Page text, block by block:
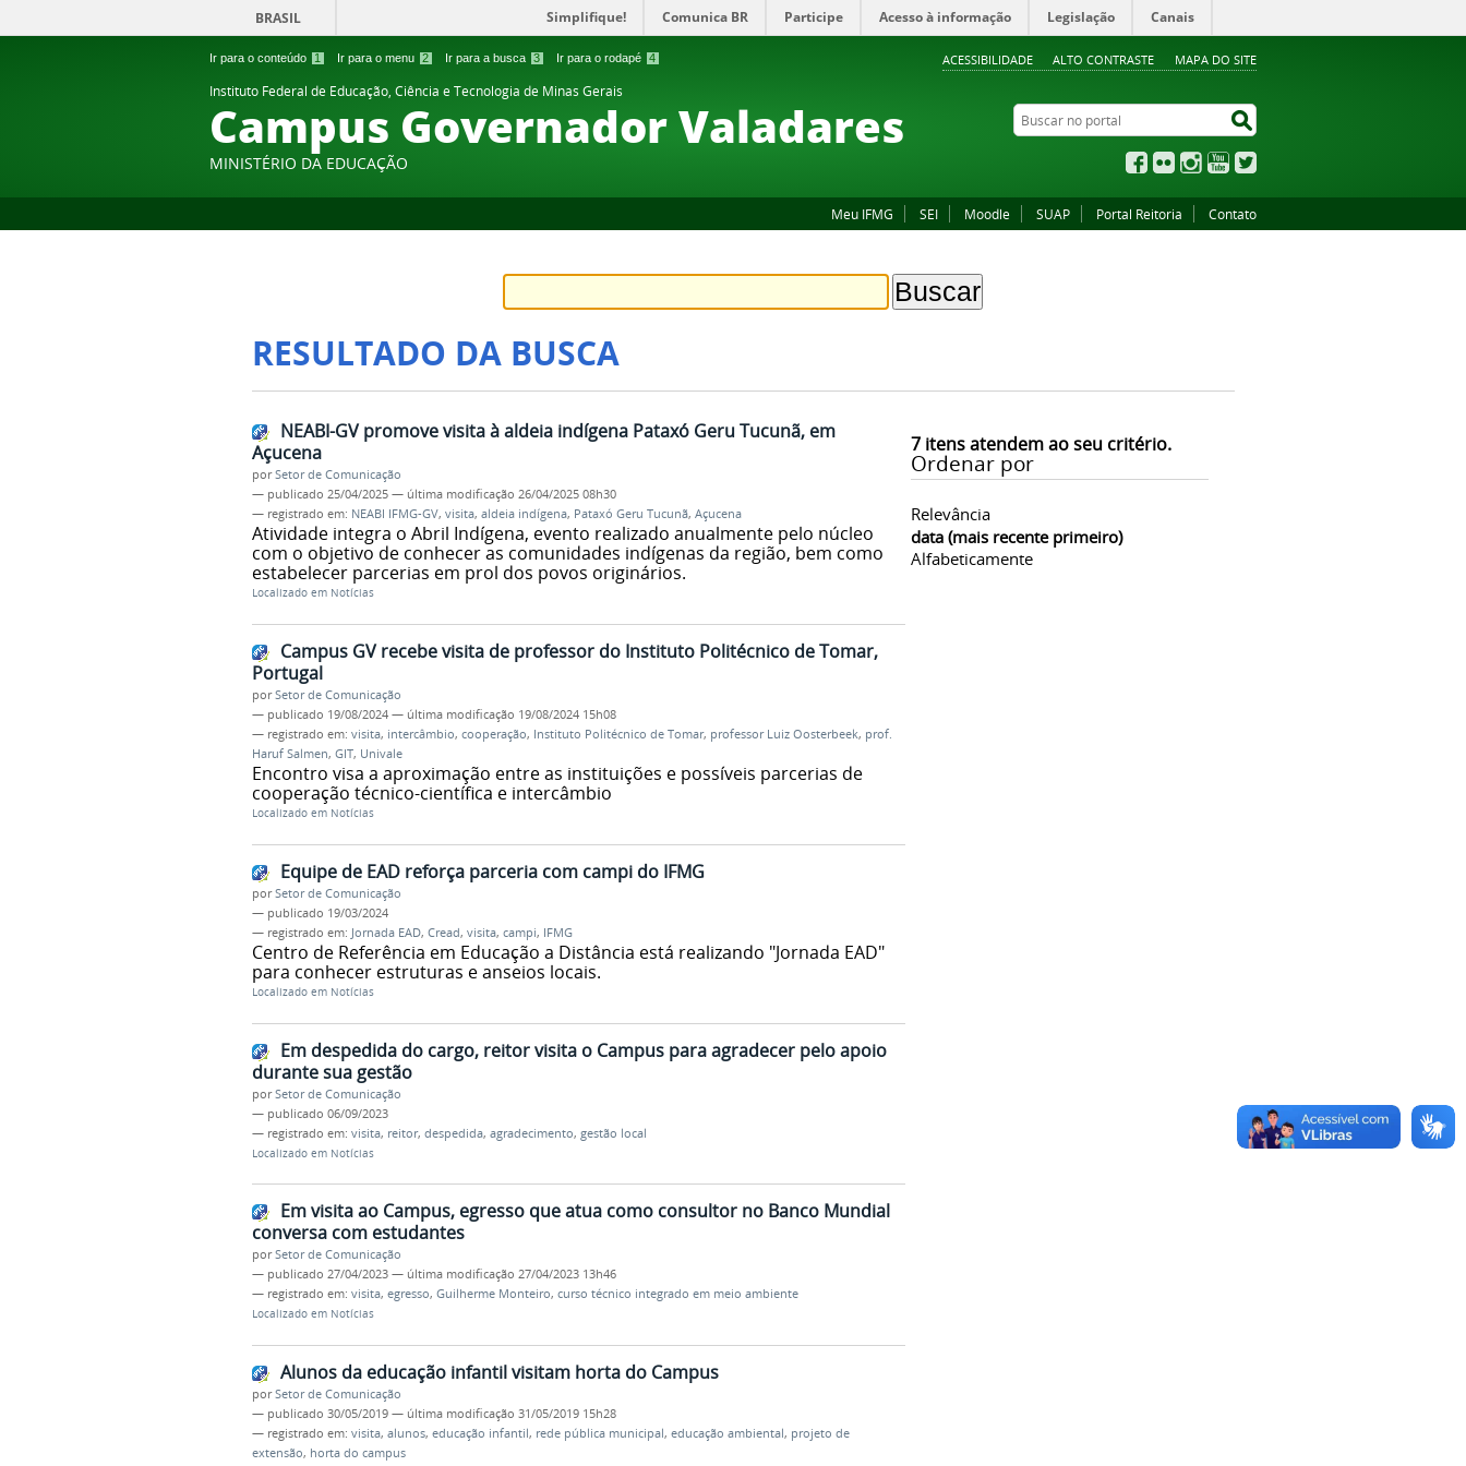
Ir para o conteúdo 1 Ir para o menu 2 Ir para a busca 3 Ir para o rodapé 4 ACESSIBILIDADE ALTO CONTRASTE MAPA DO SITE
BRASIL Simplifique! Comunica BR Participe Acesso à informação Legislação Canais
Instituto Federal de Educação, Ciência e Tecnologia de Minas Gerais
Campus Governador Valadares
MINISTÉRIO DA EDUCAÇÃO
Buscar no portal
Facebook
Flickr InstagramYouTube
Meu IFMG SEI Moodle SUAP Portal Reitoria Contato
RESULTADO DA BUSCA
7itens atendem ao seu critério.
Ordenar por
Relevância
data (mais recente primeiro)
Alfabeticamente
NEABI-GV promove visita à aldeia indígena Pataxó Geru Tucunã, em
Açucena
porSetor de Comunicação
— publicado 25/04/2025 — última modificação 26/04/2025 08h30
— registrado em: NEABI IFMG-GV, visita, aldeia indígena, Pataxó Geru Tucunã, Açucena
Atividade integra o Abril Indígena, evento realizado anualmente pelo núcleo
com o objetivo de conhecer as comunidades indígenas da região, bem como
estabelecer parcerias em prol dos povos originários.
Localizado em Notícias
Campus GV recebe visita de professor do Instituto Politécnico de Tomar,
Portugal
porSetor de Comunicação
— publicado 19/08/2024 — última modificação 19/08/2024 15h08
— registrado em: visita, intercâmbio, cooperação, Instituto Politécnico de Tomar, professor Luiz Oosterbeek, prof.
Haruf Salmen, GIT, Univale
Encontro visa a aproximação entre as instituições e possíveis parcerias de
cooperação técnico-científica e intercâmbio
Localizado em Notícias
Equipe de EAD reforça parceria com campi do IFMG
porSetor de Comunicação
— publicado 19/03/2024
— registrado em: Jornada EAD, Cread, visita, campi, IFMG
Centro de Referência em Educação a Distância está realizando "Jornada EAD"
para conhecer estruturas e anseios locais.
Localizado em Notícias
Em despedida do cargo, reitor visita o Campus para agradecer pelo apoio
durante sua gestão
porSetor de Comunicação
— publicado 06/09/2023
— registrado em: visita, reitor, despedida, agradecimento, gestão local
Localizado em Notícias
Em visita ao Campus, egresso que atua como consultor no Banco Mundial
conversa com estudantes
porSetor de Comunicação
— publicado 27/04/2023 — última modificação 27/04/2023 13h46
— registrado em: visita, egresso, Guilherme Monteiro, curso técnico integrado em meio ambiente
Localizado em Notícias
Alunos da educação infantil visitam horta do Campus
porSetor de Comunicação
— publicado 30/05/2019 — última modificação 31/05/2019 15h28
— registrado em: visita, alunos, educação infantil, rede pública municipal, educação ambiental, projeto de
extensão, horta do campus